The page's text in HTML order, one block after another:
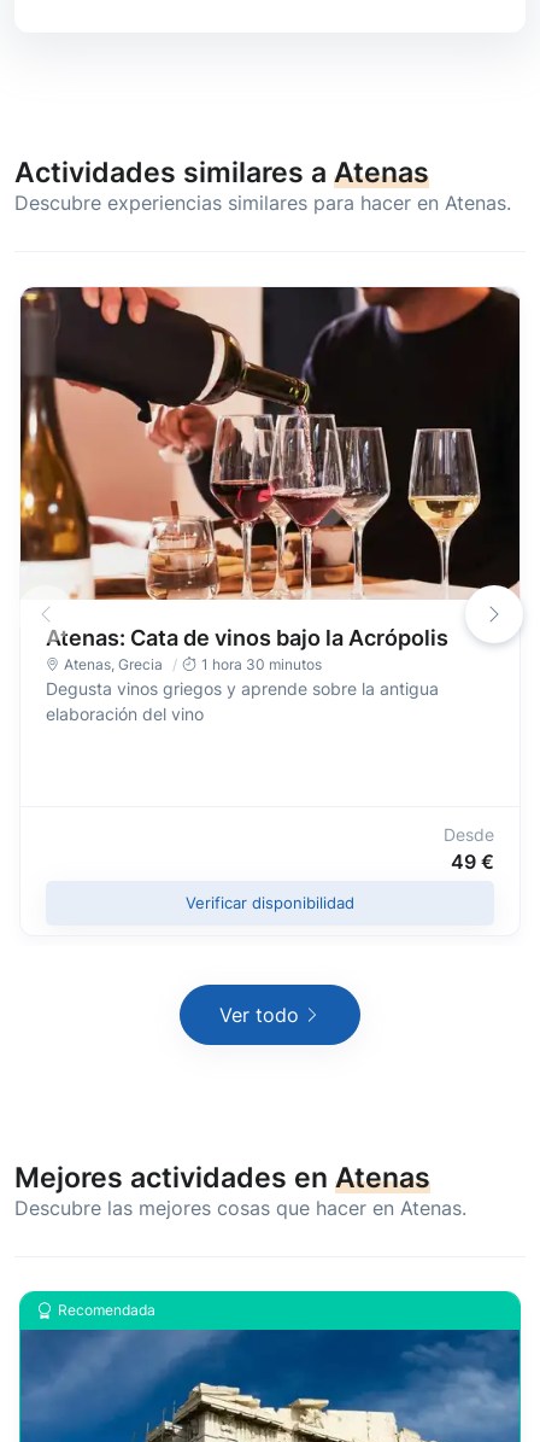
Actividades similares a Atenas
Descubre experiencias similares para hacer en Atenas.
Atenas: Cata de vinos bajo la Acrópolis
Atenas, Grecia 1 hora 30 minutos
Degusta vinos griegos y aprende sobre la antigua
elaboración del vino
Desde
49 €
Verificar disponibilidad
Ver todo
Mejores actividades en Atenas
Descubre las mejores cosas que hacer en Atenas.
Recomendada